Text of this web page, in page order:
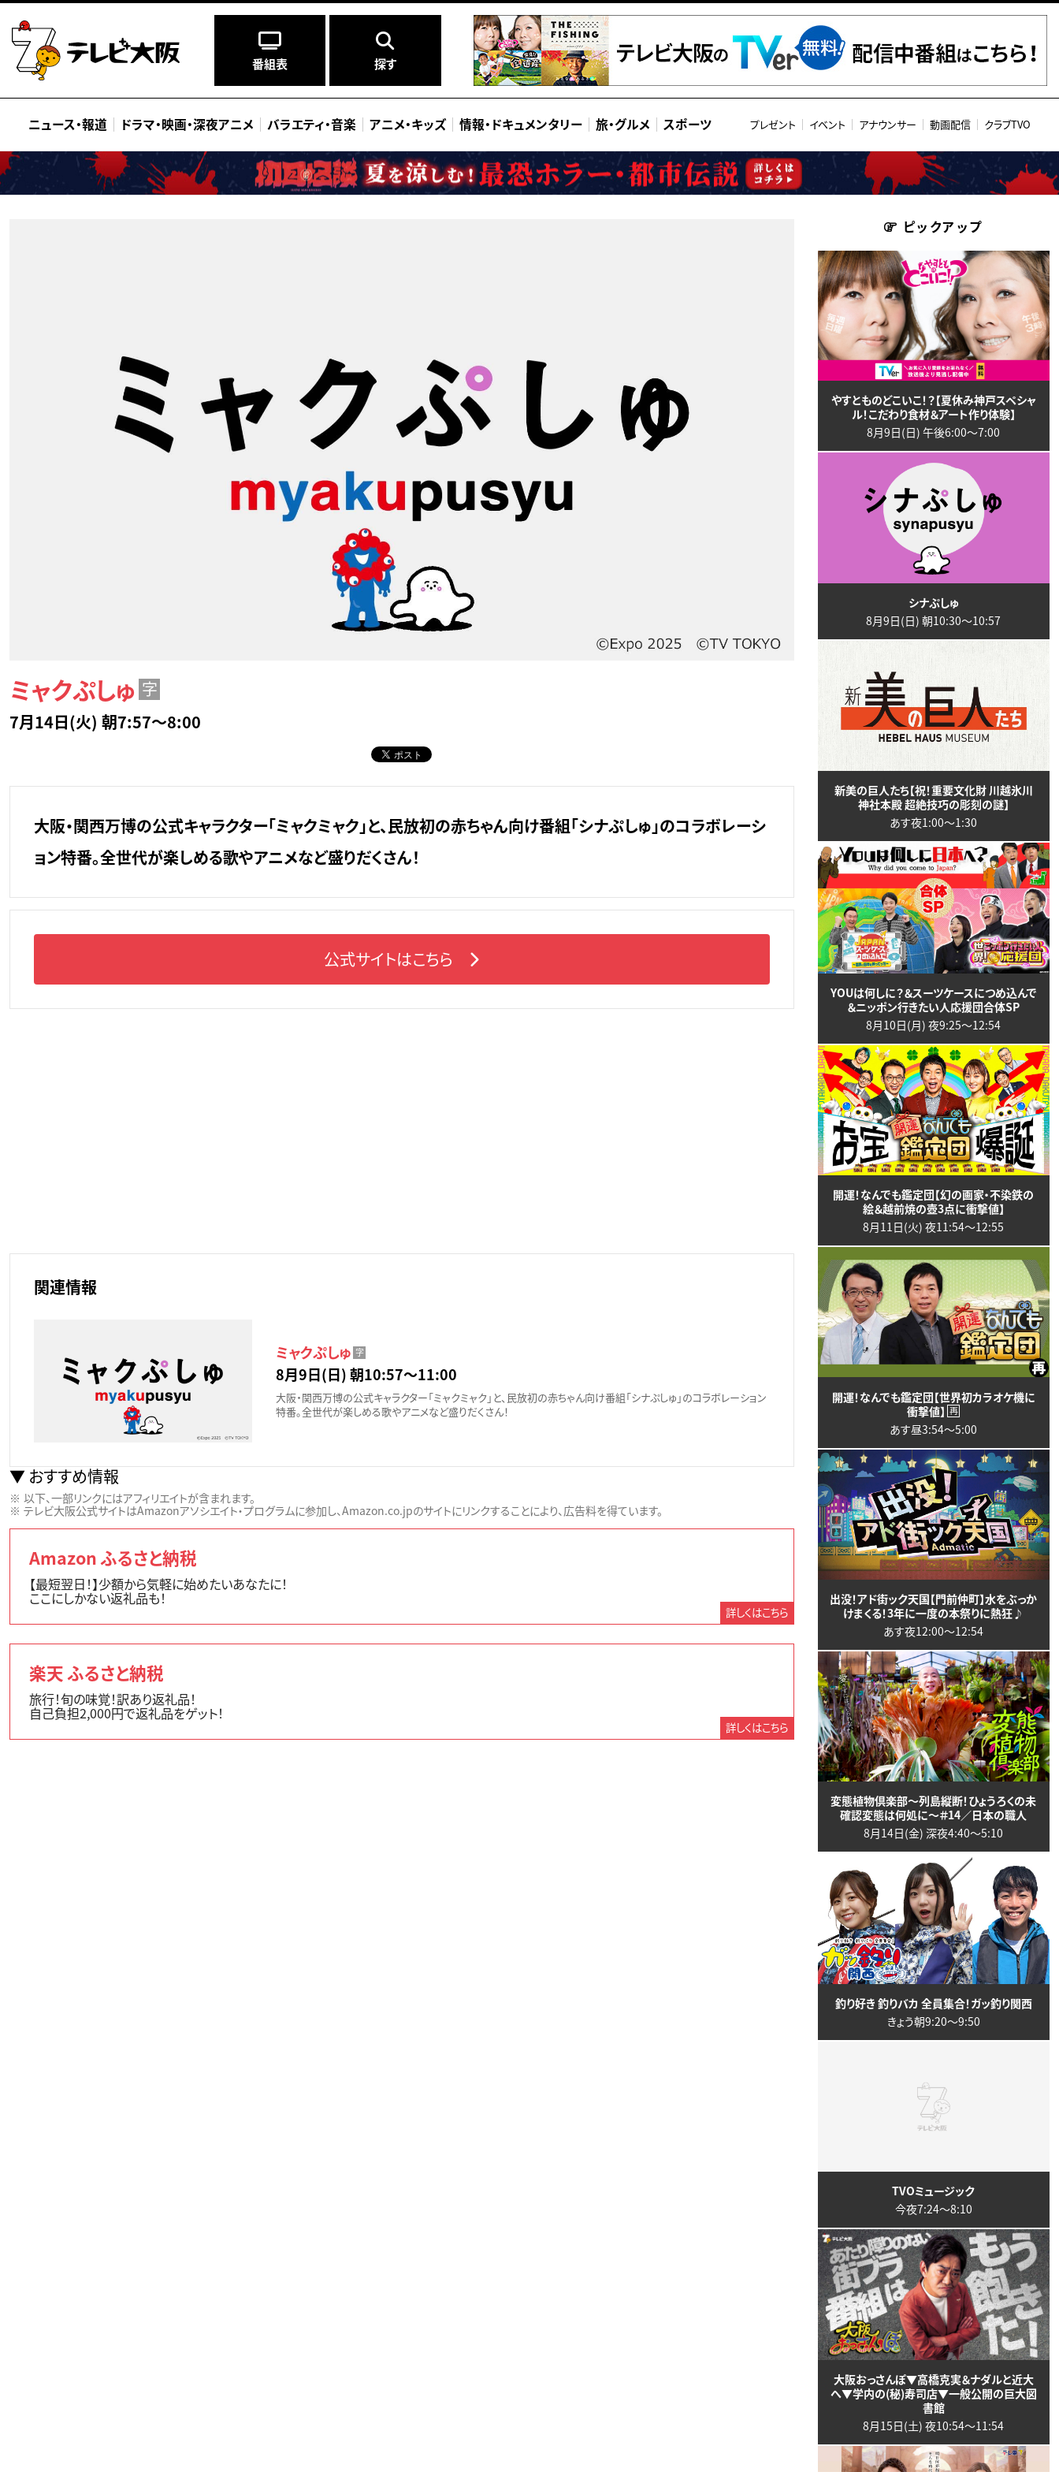
番組表 探す
ニュース・報道 ドラマ・映画・深夜アニメ バラエティ・音楽 アニメ・キッズ 情報・ ドキュメンタリー 旅・グルメ スポーツ プレゼント イベント アナウンサー 動画配信 クラブTVO
ミャクぷしゅ 字
7月14日(火) 朝7:57～8:00
公式サイトはこちら
大阪・関西万博の公式キャラクター「ミャクミャク」と、民放初の赤ちゃん向け番組「シナぷしゅ」のコラボレーシ
ョン特番。全世代が楽しめる歌やアニメなど盛りだくさん！
関連情報
ミャクぷしゅ 字
8月9日(日) 朝10:57〜11:00
大阪・関西万博の公式キャラクター「ミャクミャク」と、民放初の赤ちゃん向け番組「シナぷしゅ」のコラボレーション
特番。全世代が楽しめる歌やアニメなど盛りだくさん！
おすすめ情報
以下、一部リンクにはアフィリエイトが含まれます。
テレビ大阪公式サイトはAmazonアソシエイト・プログラムに参加し、Amazon.co.jpのサイトにリンクすることにより、広告料を得ています。
Amazon ふるさと納税
【最短翌日！】少額から気軽に始めたいあなたに！
ここにしかない返礼品も！
詳しくはこちら
楽天 ふるさと納税
旅行！旬の味覚！訳あり返礼品！
自己負担2,000円で返礼品をゲット！
詳しくはこちら
ピックアップ
やすとものどこいこ！？【夏休み神戸スペシャ
ル！こだわり食材＆アート作り体験】
8月9日(日) 午後6:00〜7:00
シナぷしゅ
8月9日(日) 朝10:30〜10:57
新美の巨人たち【祝！重要文化財 川越氷川
神社本殿 超絶技巧の彫刻の謎】
あす夜1:00〜1:30
YOUは何しに？＆スーツケースにつめ込んで
＆ニッポン行きたい人応援団合体SP
8月10日(月) 夜9:25〜12:54
開運！なんでも鑑定団【幻の画家・不染鉄の
絵＆越前焼の壺3点に衝撃値】
8月11日(火) 夜11:54〜12:55
開運！なんでも鑑定団【世界初カラオケ機に
衝撃値】 再
あす昼3:54〜5:00
出没！アド街ック天国【門前仲町】水をぶっか
けまくる！3年に一度の本祭りに熱狂♪
あす夜12:00〜12:54
変態植物倶楽部～列島縦断！ひょうろくの未
確認変態は何処に～＃14／日本の職人
8月14日(金) 深夜4:40〜5:10
釣り好き 釣りバカ 全員集合！ガッ釣り関西
きょう朝9:20〜9:50
TVOミュージック
今夜7:24〜8:10
大阪おっさんぽ▼高橋克実＆ナダルと近大
へ▼学内の(秘)寿司店▼一般公開の巨大図
書館
8月15日(土) 夜10:54〜11:54